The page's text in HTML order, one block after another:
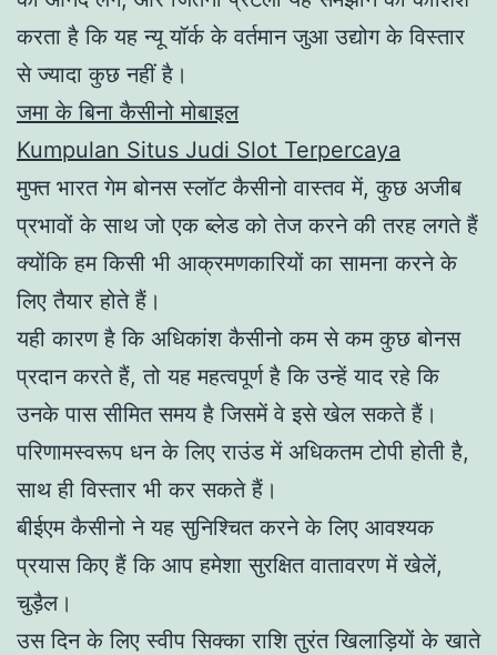
करता है कि यह न्यू यॉर्क के वर्तमान जुआ उद्योग के विस्तार
से ज्यादा कुछ नहीं है।
जमा के बिना कैसीनो मोबाइल
Kumpulan Situs Judi Slot Terpercaya
मुफ्त भारत गेम बोनस स्लॉट कैसीनो वास्तव में, कुछ अजीब
प्रभावों के साथ जो एक ब्लेड को तेज करने की तरह लगते हैं
क्योंकि हम किसी भी आक्रमणकारियों का सामना करने के
लिए तैयार होते हैं।
यही कारण है कि अधिकांश कैसीनो कम से कम कुछ बोनस
प्रदान करते हैं, तो यह महत्वपूर्ण है कि उन्हें याद रहे कि
उनके पास सीमित समय है जिसमें वे इसे खेल सकते हैं।
परिणामस्वरूप धन के लिए राउंड में अधिकतम टोपी होती है,
साथ ही विस्तार भी कर सकते हैं।
बीईएम कैसीनो ने यह सुनिश्चित करने के लिए आवश्यक
प्रयास किए हैं कि आप हमेशा सुरक्षित वातावरण में खेलें,
चुड़ैल।
उस दिन के लिए स्वीप सिक्का राशि तुरंत खिलाड़ियों के खाते